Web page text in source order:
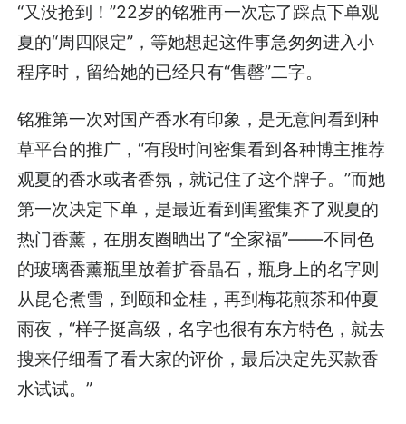
“又没抢到！”22岁的铭雅再一次忘了踩点下单观
夏的“周四限定”，等她想起这件事急匆匆进入小
程序时，留给她的已经只有“售罄”二字。
铭雅第一次对国产香水有印象，是无意间看到种
草平台的推广，“有段时间密集看到各种博主推荐
观夏的香水或者香氛，就记住了这个牌子。”而她
第一次决定下单，是最近看到闺蜜集齐了观夏的
热门香薰，在朋友圈晒出了“全家福”——不同色
的玻璃香薰瓶里放着扩香晶石，瓶身上的名字则
从昆仑煮雪，到颐和金桂，再到梅花煎茶和仲夏
雨夜，“样子挺高级，名字也很有东方特色，就去
搜来仔细看了看大家的评价，最后决定先买款香
水试试。”